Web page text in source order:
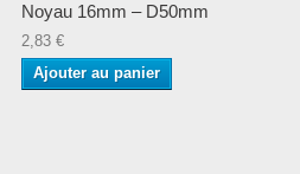
Noyau 16mm – D50mm
2,83 €
Ajouter au panier